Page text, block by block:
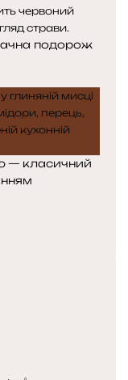
подорож
— класичний